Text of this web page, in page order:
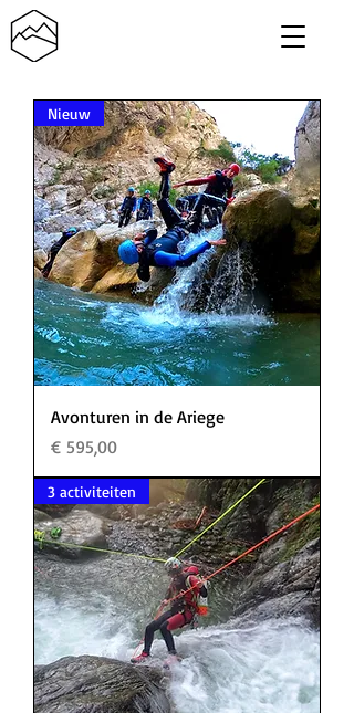
Nieuw
Avonturen in de Ariege
Prijs
€ 595,00
3 activiteiten